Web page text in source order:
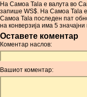
На Самоа Tala е валута во
запише WS$. На Самоа Tala
Самоа Tala последен пат
на конверзија има 5
Оставете коментар
Коментар наслов:
Вашиот коментар: